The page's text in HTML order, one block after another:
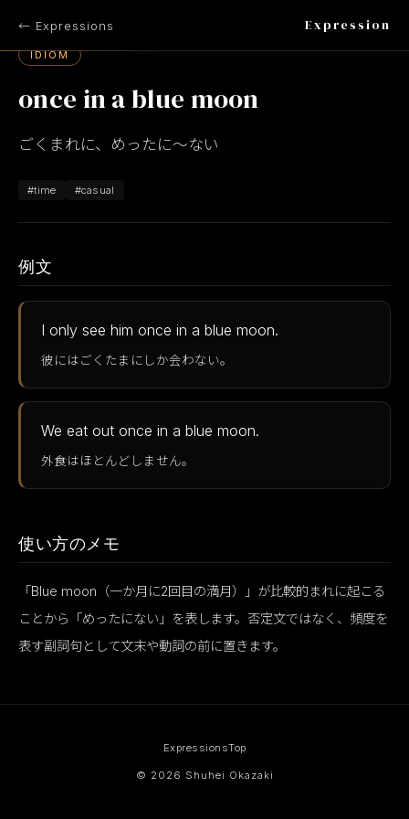
← Expressions Expression
IDIOM
once in a blue moon
ごくまれに、めったに〜ない
#time #casual
例文
I only see him once in a blue moon.
彼にはごくたまにしか会わない。
We eat out once in a blue moon.
外食はほとんどしません。
使い方のメモ
「Blue moon（一か月に2回目の満月）」が比較的まれに起こる
ことから「めったにない」を表します。否定文ではなく、頻度を
表す副詞句として文末や動詞の前に置きます。
ExpressionsTop
© 2026 Shuhei Okazaki